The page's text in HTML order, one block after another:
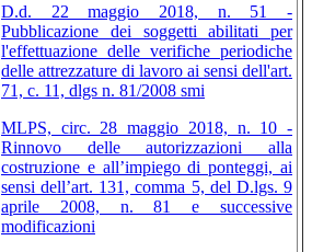
D.d. 22 maggio 2018, n. 51 -
Pubblicazione dei soggetti abilitati per
l'effettuazione delle verifiche periodiche
delle attrezzature di lavoro ai sensi dell'art.
71, c. 11, dlgs n. 81/2008 smi
MLPS, circ. 28 maggio 2018, n. 10 -
Rinnovo delle autorizzazioni alla
costruzione e all’impiego di ponteggi, ai
sensi dell’art. 131, comma 5, del D.lgs. 9
aprile 2008, n. 81 e successive
modificazioni